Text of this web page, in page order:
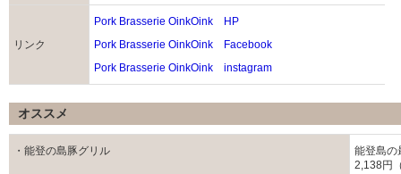
リンク
Pork Brasserie OinkOink HP
Pork Brasserie OinkOink Facebook
Pork Brasserie OinkOink instagram
オススメ
・能登の島豚グリル
能登島の
2,138円